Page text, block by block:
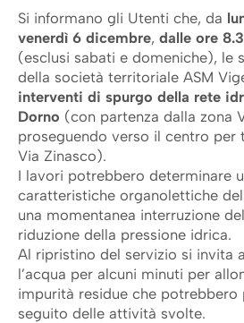
Si informano gli Utenti che, da
venerdì 6 dicembre, dalle ore
(esclusi sabati e domeniche), le
della società territoriale ASM
interventi di spurgo della rete
Dorno (con partenza dalla zona
proseguendo verso il centro per
Via Zinasco).
I lavori potrebbero determinare
caratteristiche organolettiche
una momentanea interruzione
riduzione della pressione idrica.
Al ripristino del servizio si invita
l’acqua per alcuni minuti per
impurità residue che potrebbero
seguito delle attività svolte.